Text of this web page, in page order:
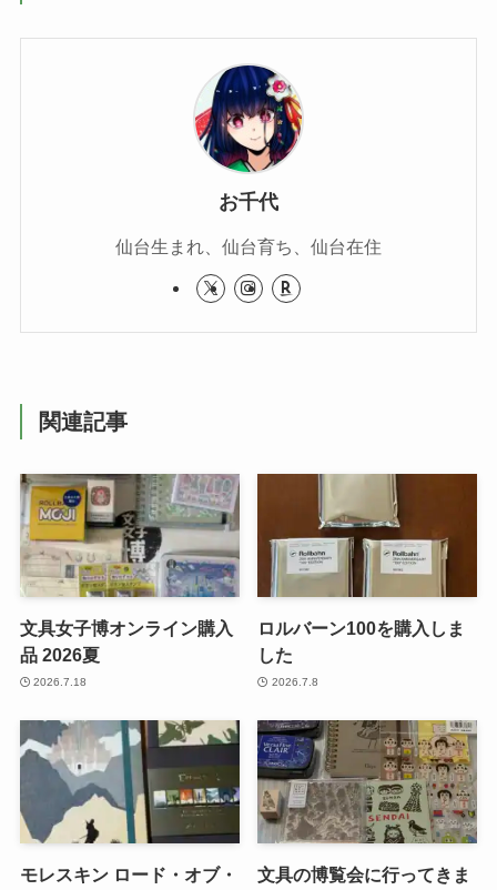
お千代
仙台生まれ、仙台育ち、仙台在住
関連記事
文具女子博オンライン購入
品 2026夏
2026.7.18
ロルバーン100を購入しま
した
2026.7.8
モレスキン ロード・オブ・
文具の博覧会に行ってきま